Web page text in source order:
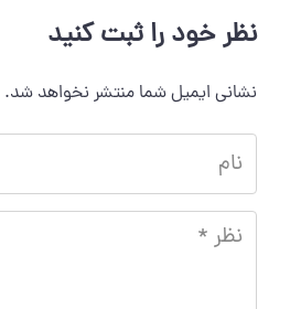
نظر خود را ثبت کنید
نشانی ایمیل شما منتشر نخواهد شد.